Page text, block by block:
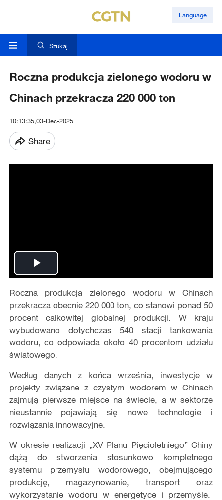
Language
Szukaj
Roczna produkcja zielonego wodoru w
Chinach przekracza 220 000 ton
10:13:35,03-Dec-2025
Share
Play
Video
Roczna produkcja zielonego wodoru w Chinach
przekracza obecnie 220 000 ton, co stanowi ponad 50
procent całkowitej globalnej produkcji. W kraju
wybudowano dotychczas 540 stacji tankowania
wodoru, co odpowiada około 40 procentom udziału
światowego.
Według danych z końca września, inwestycje w
projekty związane z czystym wodorem w Chinach
zajmują pierwsze miejsce na świecie, a w sektorze
nieustannie pojawiają się nowe technologie i
rozwiązania innowacyjne.
W okresie realizacji „XV Planu Pięcioletniego” Chiny
dążą do stworzenia stosunkowo kompletnego
systemu przemysłu wodorowego, obejmującego
produkcję, magazynowanie, transport oraz
wykorzystanie wodoru w energetyce i przemyśle.